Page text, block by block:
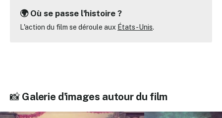
🌍 Où se passe l'histoire ?
L'action du film se déroule aux États-Unis.
📸Galerie d'images autour du film